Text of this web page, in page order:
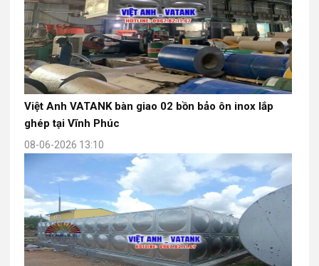
Việt Anh VATANK bàn giao 02 bồn bảo ôn inox lắp
ghép tại Vĩnh Phúc
08-06-2026 13:10